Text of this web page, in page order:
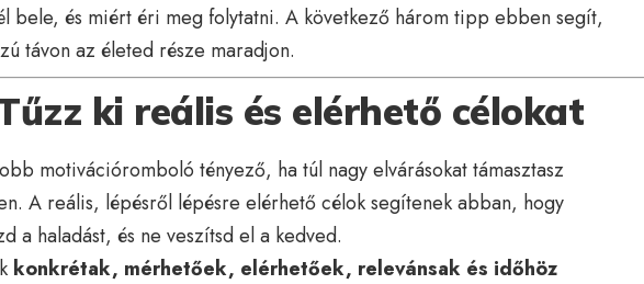
bele, és miért éri meg folytatni. A következő három tipp ebben segít,
távon az életed része maradjon.
ki reális és elérhető célokat
motivációromboló tényező, ha túl nagy elvárásokat támasztasz
A reális, lépésről lépésre elérhető célok segítenek abban, hogy
a haladást, és ne veszítsd el a kedved.
konkrétak, mérhetőek, elérhetőek, relevánsak és időhöz